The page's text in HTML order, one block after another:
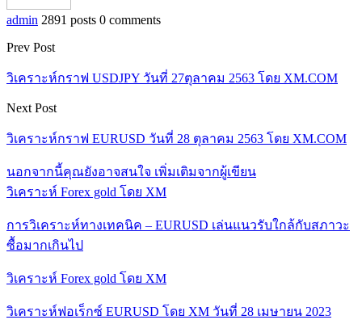
admin 2891 posts 0 comments
Prev Post
วิเคราะห์กราฟ USDJPY วันที่ 27ตุลาคม 2563 โดย XM.COM
Next Post
วิเคราะห์กราฟ EURUSD วันที่ 28 ตุลาคม 2563 โดย XM.COM
นอกจากนี้คุณยังอาจสนใจ เพิ่มเติมจากผู้เขียน
วิเคราะห์ Forex gold โดย XM
การวิเคราะห์ทางเทคนิค – EURUSD เล่นแนวรับใกล้กับสภาวะ
ซื้อมากเกินไป
วิเคราะห์ Forex gold โดย XM
วิเคราะห์ฟอเร็กซ์ EURUSD โดย XM วันที่ 28 เมษายน 2023